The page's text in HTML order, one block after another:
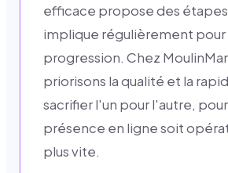
efficace propose des étapes
implique régulièrement pour
progression. Chez
priorisons la qualité et la
sacrifier l'un pour l'autre,
présence en ligne soit
plus vite.